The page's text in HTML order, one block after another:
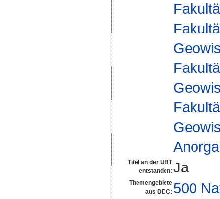
Titel an der UBT
entstanden: Ja
Themengebiete
aus DDC: 500